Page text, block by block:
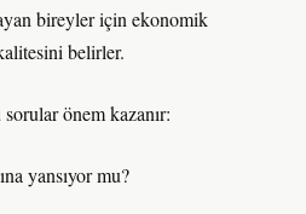
bireyler için ekonomik
belirler.
önem kazanır:
yansıyor mu?